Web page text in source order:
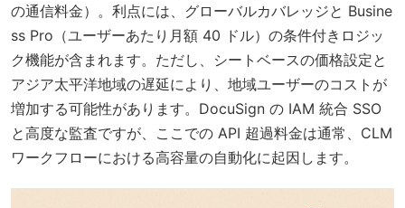
の通信料金）。利点には、グローバルカバレッジと Busine
ss Pro（ユーザーあたり月額 40 ドル）の条件付きロジッ
ク機能が含まれます。ただし、シートベースの価格設定と
アジア太平洋地域の遅延により、地域ユーザーのコストが
増加する可能性があります。DocuSign の IAM 統合 SSO
と高度な監査ですが、ここでの API 超過料金は通常、CLM
ワークフローにおける高容量の自動化に起因します。